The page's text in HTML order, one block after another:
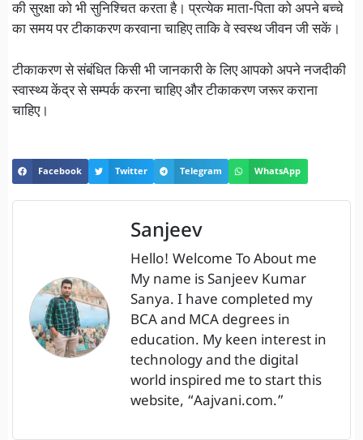
की सुरक्षा को भी सुनिश्चित करता है। प्रत्येक माता-पिता को अपने बच्चे
का समय पर टीकाकरण करवाना चाहिए ताकि वे स्वस्थ जीवन जी सकें।
टीकाकरण से संबंधित किसी भी जानकारी के लिए आपको अपने नजदीकी
स्वास्थ्य केंद्र से सम्पर्क करना चाहिए और टीकाकरण जरूर कराना
चाहिए।
Facebook Twitter Telegram WhatsApp
Sanjeev
Hello! Welcome To About me
My name is Sanjeev Kumar
Sanya. I have completed my
BCA and MCA degrees in
education. My keen interest in
technology and the digital
world inspired me to start this
website, “Aajvani.com.”